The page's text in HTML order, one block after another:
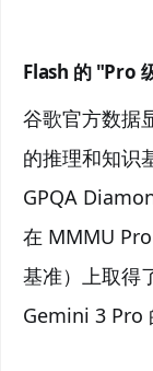
Flash 的 "Pro
谷歌官方数据
的推理和知识
GPQA
在 MMMU
基准）上取得
Gemini 3 Pro